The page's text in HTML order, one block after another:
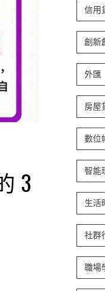
3
信用
創新
外匯
房屋
數位
智能
生活
社群
職場